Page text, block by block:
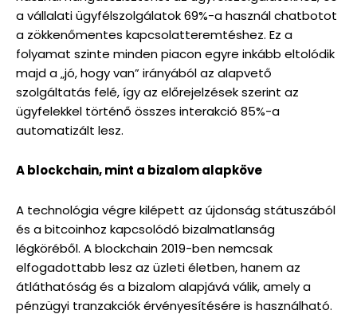
a vállalati ügyfélszolgálatok 69%-a használ chatbotot
a zökkenőmentes kapcsolatteremtéshez. Ez a
folyamat szinte minden piacon egyre inkább eltolódik
majd a „jó, hogy van” irányából az alapvető
szolgáltatás felé, így az előrejelzések szerint az
ügyfelekkel történő összes interakció 85%-a
automatizált lesz.
A blockchain, mint a bizalom alapköve
A technológia végre kilépett az újdonság státuszából
és a bitcoinhoz kapcsolódó bizalmatlanság
légköréből. A blockchain 2019-ben nemcsak
elfogadottabb lesz az üzleti életben, hanem az
átláthatóság és a bizalom alapjává válik, amely a
pénzügyi tranzakciók érvényesítésére is használható.